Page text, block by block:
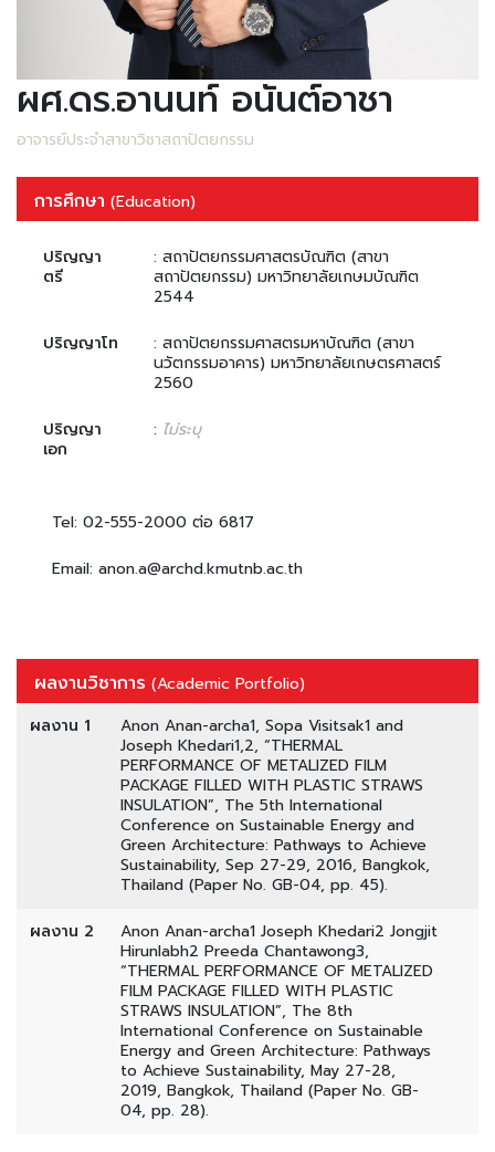
ผศ.ดร.อานนท์ อนันต์อาชา
อาจารย์ประจำสาขาวิชาสถาปัตยกรรม
การศึกษา (Education)
ปริญญา
ตรี
: สถาปัตยกรรมศาสตรบัณฑิต (สาขา
สถาปัตยกรรม) มหาวิทยาลัยเกษมบัณฑิต
2544
ปริญญาโท
: สถาปัตยกรรมศาสตรมหาบัณฑิต (สาขา
นวัตกรรมอาคาร) มหาวิทยาลัยเกษตรศาสตร์
2560
ปริญญา
เอก
: ไม่ระบุ
Tel: 02-555-2000 ต่อ 6817
Email: anon.a@archd.kmutnb.ac.th
ผลงานวิชาการ (Academic Portfolio)
ผลงาน 1
Anon Anan-archa1, Sopa Visitsak1 and
Joseph Khedari1,2, “THERMAL
PERFORMANCE OF METALIZED FILM
PACKAGE FILLED WITH PLASTIC STRAWS
INSULATION”, The 5th International
Conference on Sustainable Energy and
Green Architecture: Pathways to Achieve
Sustainability, Sep 27-29, 2016, Bangkok,
Thailand (Paper No. GB-04, pp. 45).
ผลงาน 2
Anon Anan-archa1 Joseph Khedari2 Jongjit
Hirunlabh2 Preeda Chantawong3,
“THERMAL PERFORMANCE OF METALIZED
FILM PACKAGE FILLED WITH PLASTIC
STRAWS INSULATION”, The 8th
International Conference on Sustainable
Energy and Green Architecture: Pathways
to Achieve Sustainability, May 27-28,
2019, Bangkok, Thailand (Paper No. GB-
04, pp. 28).